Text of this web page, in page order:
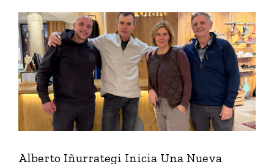
Alberto Iñurrategi Inicia Una Nueva